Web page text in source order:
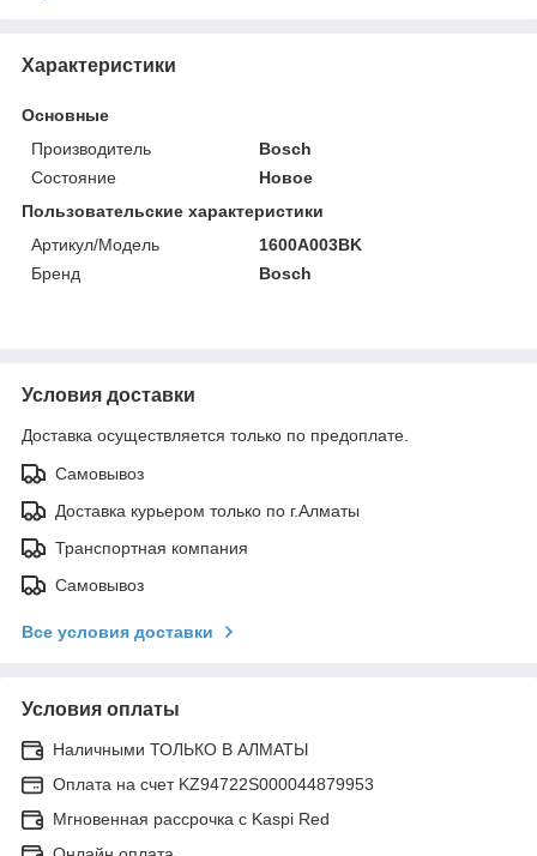
Характеристики
Основные
Производитель
Bosch
Состояние
Новое
Пользовательские характеристики
Артикул/Модель
1600A003BK
Бренд
Bosch
Условия доставки
Доставка осуществляется только по предоплате.
Самовывоз
Доставка курьером только по г.Алматы
Транспортная компания
Самовывоз
Все условия доставки
Условия оплаты
Наличными ТОЛЬКО В АЛМАТЫ
Оплата на счет KZ94722S000044879953
Мгновенная рассрочка с Kaspi Red